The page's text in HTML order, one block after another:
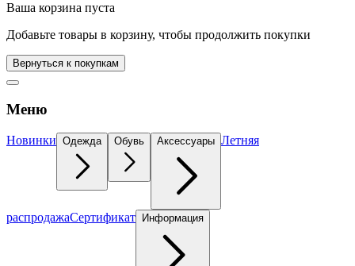
Ваша корзина пуста
Добавьте товары в корзину, чтобы продолжить покупки
Вернуться к покупкам
Меню
Новинки Одежда Обувь Аксессуары Летняя
распродажаСертификат Информация